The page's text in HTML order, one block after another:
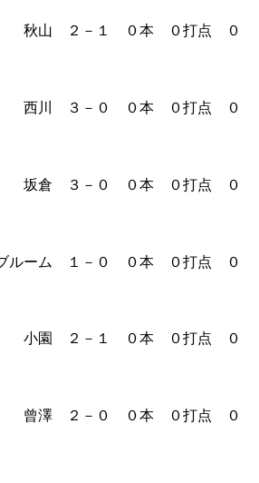
－１ ０本 ０打点 ０
－０ ０本 ０打点 ０
－０ ０本 ０打点 ０
ーム １－０ ０本 ０打点 ０
－１ ０本 ０打点 ０
－０ ０本 ０打点 ０